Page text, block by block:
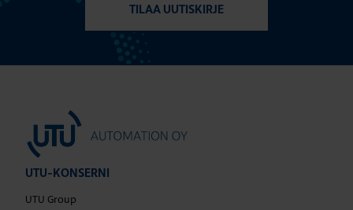
TILAA UUTISKIRJE
UTU-KONSERNI
UTU Group